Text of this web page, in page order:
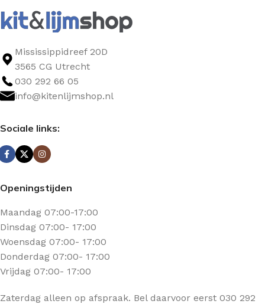
Mississippidreef 20D
3565 CG Utrecht
030 292 66 05
info@kitenlijmshop.nl
Sociale links:
Openingstijden
Maandag 07:00-17:00
Dinsdag 07:00- 17:00
Woensdag 07:00- 17:00
Donderdag 07:00- 17:00
Vrijdag 07:00- 17:00
Zaterdag alleen op afspraak. Bel daarvoor eerst 030 292